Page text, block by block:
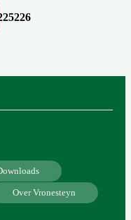
226
Over Vronesteyn